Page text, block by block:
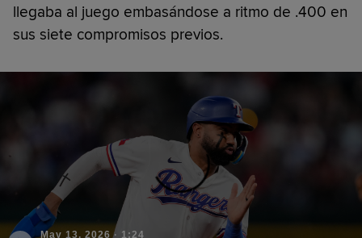
llegaba al juego embasándose a ritmo de .400 en
sus siete compromisos previos.
May 13, 2026 · 1:24